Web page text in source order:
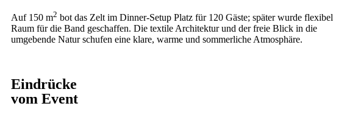
Auf 150 m2 bot das Zelt im Dinner-Setup Platz für 120 Gäste; später wurde flexibel
Raum für die Band geschaffen. Die textile Architektur und der freie Blick in die
umgebende Natur schufen eine klare, warme und sommerliche Atmosphäre.
Eindrücke
vom Event